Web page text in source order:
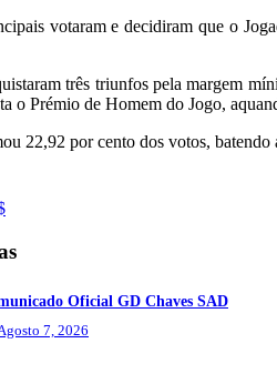
votaram e decidiram que o
três triunfos pela margem
o Prémio de Homem do Jogo,
22,92 por cento dos votos,
Oficial GD Chaves SAD
7, 2026